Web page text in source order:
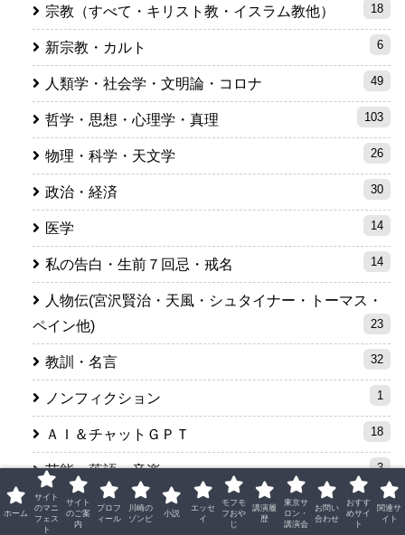
宗教（すべて・キリスト教・イスラム教他） 18
新宗教・カルト 6
人類学・社会学・文明論・コロナ 49
哲学・思想・心理学・真理 103
物理・科学・天文学 26
政治・経済 30
医学 14
私の告白・生前７回忌・戒名 14
人物伝(宮沢賢治・天風・シュタイナー・トーマス・
ペイン他)
23
教訓・名言 32
ノンフィクション 1
ＡＩ＆チャットＧＰＴ 18
芸能・落語・音楽 3
SF・未来 21
ホーム
サイト
のマニ
フェス
ト
サイト
のご案
内
プロフ
ィール
川崎の
ゾンビ
小説
エッセ
イ
モフモ
フおや
じ
講演履
歴
東京サ
ロン・
講演会
お問い
合わせ
おすす
めサイ
ト
関連サ
イト